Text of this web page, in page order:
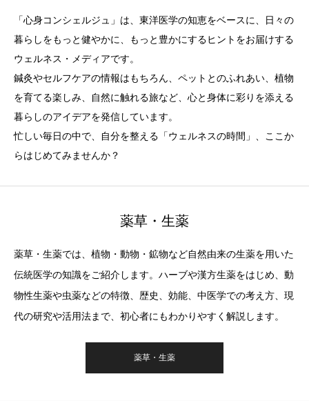
「心身コンシェルジュ」は、東洋医学の知恵をベースに、日々の
暮らしをもっと健やかに、もっと豊かにするヒントをお届けする
ウェルネス・メディアです。
鍼灸やセルフケアの情報はもちろん、ペットとのふれあい、植物
を育てる楽しみ、自然に触れる旅など、心と身体に彩りを添える
暮らしのアイデアを発信しています。
忙しい毎日の中で、自分を整える「ウェルネスの時間」、ここか
らはじめてみませんか？
薬草・生薬
薬草・生薬では、植物・動物・鉱物など自然由来の生薬を用いた
伝統医学の知識をご紹介します。ハーブや漢方生薬をはじめ、動
物性生薬や虫薬などの特徴、歴史、効能、中医学での考え方、現
代の研究や活用法まで、初心者にもわかりやすく解説します。
薬草・生薬